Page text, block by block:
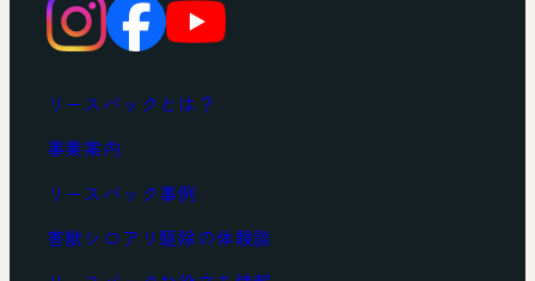
リースバックとは？
事業案内
リースバック事例
害獣シロアリ駆除の体験談